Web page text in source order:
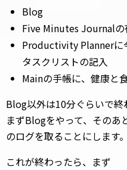
Blog
Five Minutes Journalの
Productivity Plannerに
タスクリストの記入
Mainの手帳に、健康と
Blog以外は10分ぐらいで終
まずBlogをやって、そのあ
のログを取ることにします。
これが終わったら、まず